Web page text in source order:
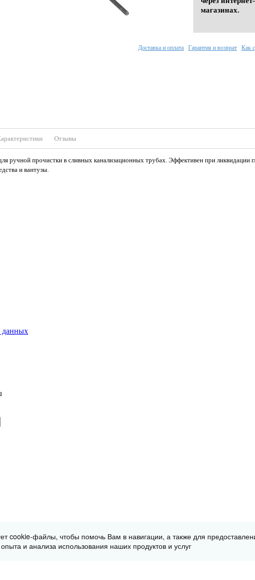
магазинах.
Отзывы
ручной прочистки в сливных канализационных трубах. Эффективен при ликвидации
и вантузы.
Доставка и оплата Гарантия и возврат Как
данных
cookie-файлы, чтобы помочь Вам в навигации, а также для
опыта и анализа использования наших продуктов и услуг